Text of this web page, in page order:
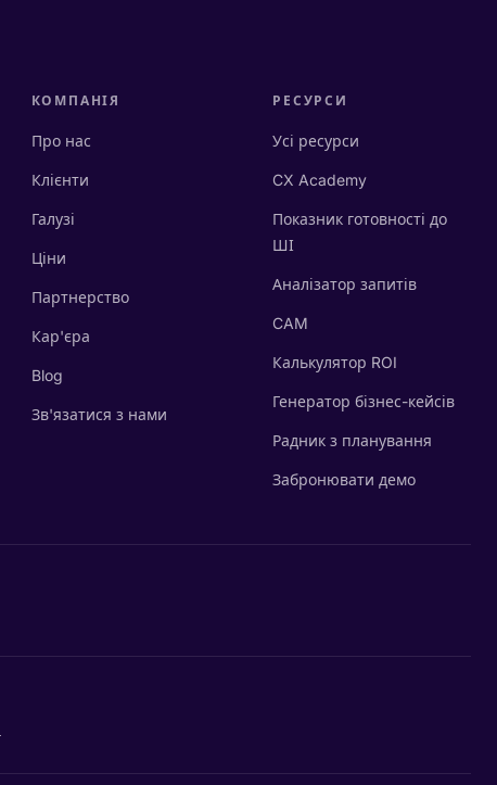
КОМПАНІЯ
Про нас
Клієнти
Галузі
Ціни
Партнерство
Кар'єра
Blog
Зв'язатися з нами
РЕСУРСИ
Усі ресурси
CX Academy
Показник готовності до
ШІ
Аналізатор запитів
CAM
Калькулятор ROI
Генератор бізнес-кейсів
Радник з планування
Забронювати демо